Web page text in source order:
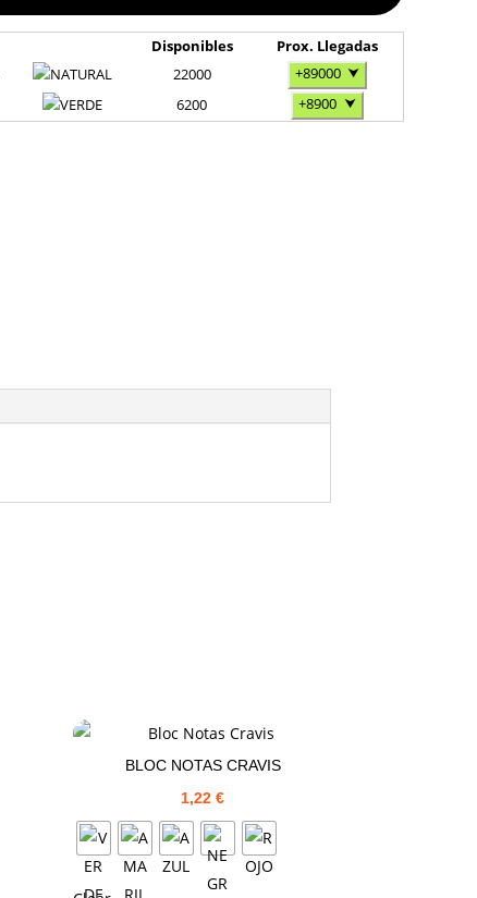
Disponibles
Prox. Llegadas
22000 +89000 ⮟
6200 +8900 ⮟
BLOC NOTAS CRAVIS
1,22€